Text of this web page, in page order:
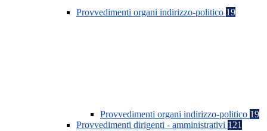
Provvedimenti organi indirizzo-politico 19
Provvedimenti organi indirizzo-politico 19
Provvedimenti dirigenti - amministrativi 121